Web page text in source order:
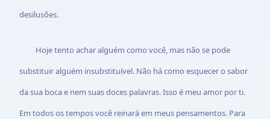
desilusões.
Hoje tento achar alguém como você, mas não se pode
substituir alguém insubstituível. Não há como esquecer o sabor
da sua boca e nem suas doces palavras. Isso é meu amor por ti.
Em todos os tempos você reinará em meus pensamentos. Para